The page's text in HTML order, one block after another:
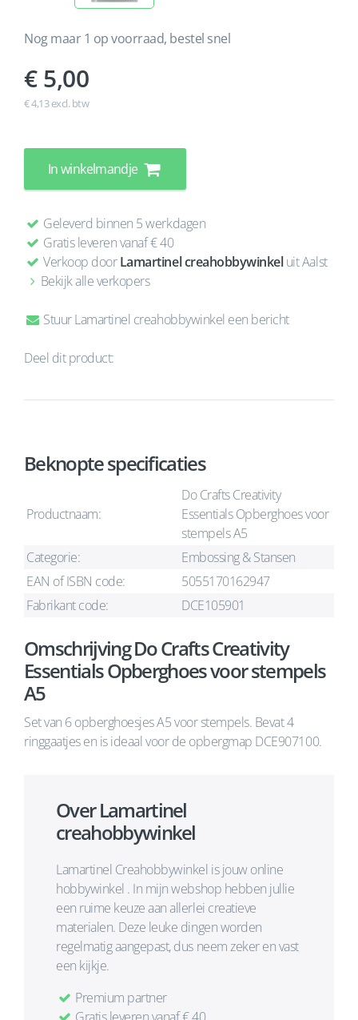
Nog maar 1 op voorraad, bestel snel
5,00
€ 4,13 excl. btw
In winkelmandje
Geleverd binnen 5 werkdagen
Gratis leveren vanaf € 40
Verkoop doorLamartinel creahobbywinkeluit Aalst
Bekijk alle verkopers
Stuur Lamartinel creahobbywinkel een bericht
Deel dit product:
Beknopte specificaties
Productnaam:
Do Crafts Creativity
Essentials Opberghoes voor
stempels A5
Categorie:
Embossing & Stansen
EAN of ISBN code:
5055170162947
Fabrikant code:
DCE105901
Omschrijving Do Crafts Creativity
Essentials Opberghoes voor stempels
A5
Set van 6 opberghoesjes A5 voor stempels. Bevat 4
ringgaatjes en is ideaal voor de opbergmap DCE907100.
Over Lamartinel
creahobbywinkel
Lamartinel Creahobbywinkel is jouw online
hobbywinkel . In mijn webshop hebben jullie
een ruime keuze aan allerlei creatieve
materialen. Deze leuke dingen worden
regelmatig aangepast, dus neem zeker en vast
een kijkje.
Premium partner